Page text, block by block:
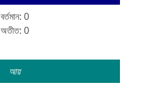
বর্তমান: 0
অতীত: 0
আয়